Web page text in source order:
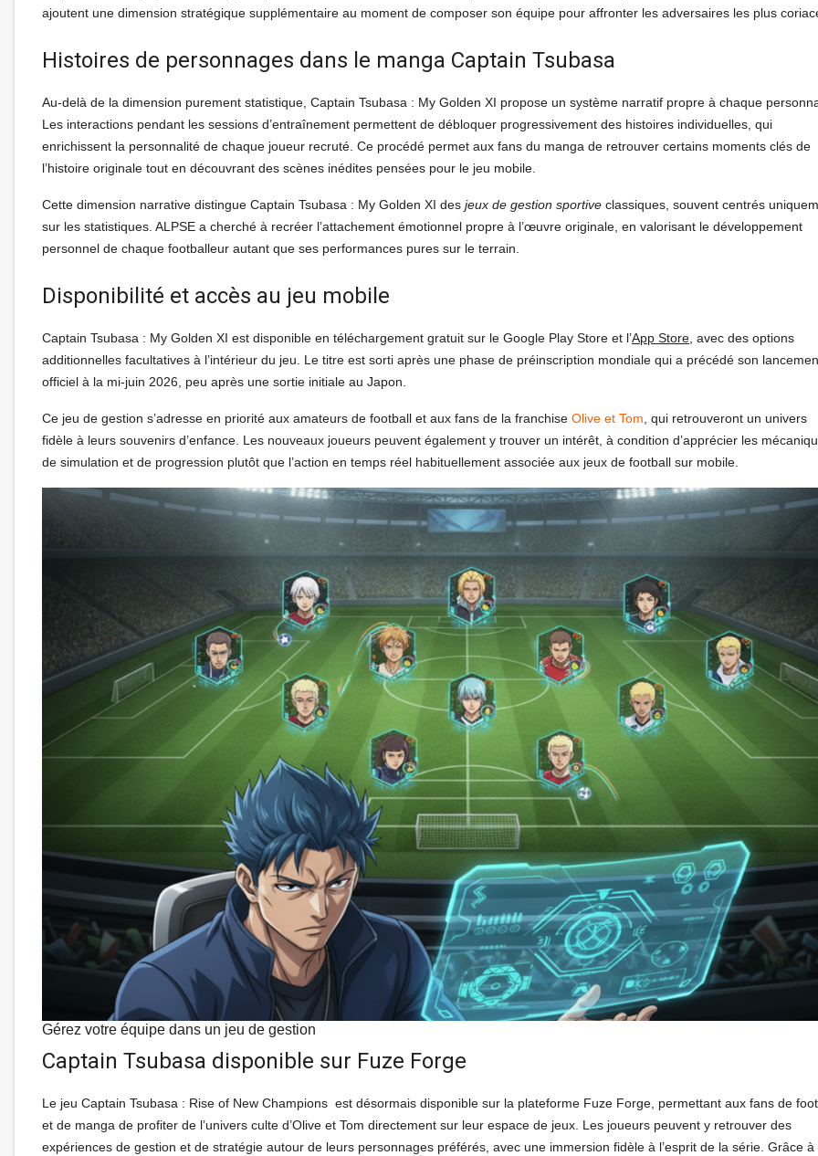
ajoutent une dimension stratégique supplémentaire au moment de composer son équipe pour affronter les adversaires les plus
Histoires de personnages dans le manga Captain Tsubasa
Au-delà de la dimension purement statistique, Captain Tsubasa : My Golden XI propose un système narratif propre à chaque
Les interactions pendant les sessions d’entraînement permettent de débloquer progressivement des histoires individuelles, qui
enrichissent la personnalité de chaque joueur recruté. Ce procédé permet aux fans du manga de retrouver certains moments clés de
l’histoire originale tout en découvrant des scènes inédites pensées pour le jeu mobile.
Cette dimension narrative distingue Captain Tsubasa : My Golden XI des jeux de gestion sportive classiques, souvent centrés
sur les statistiques. ALPSE a cherché à recréer l’attachement émotionnel propre à l’œuvre originale, en valorisant le développement
personnel de chaque footballeur autant que ses performances pures sur le terrain.
Disponibilité et accès au jeu mobile
Captain Tsubasa : My Golden XI est disponible en téléchargement gratuit sur le Google Play Store et l’App Store , avec des options
additionnelles facultatives à l’intérieur du jeu. Le titre est sorti après une phase de préinscription mondiale qui a précédé son
officiel à la mi-juin 2026, peu après une sortie initiale au Japon.
Ce jeu de gestion s’adresse en priorité aux amateurs de football et aux fans de la franchise Olive et Tom , qui retrouveront un univers
fidèle à leurs souvenirs d’enfance. Les nouveaux joueurs peuvent également y trouver un intérêt, à condition d’apprécier les
de simulation et de progression plutôt que l’action en temps réel habituellement associée aux jeux de football sur mobile.
Gérez votre équipe dans un jeu de gestion
Captain Tsubasa disponible sur Fuze Forge
Le jeu Captain Tsubasa : Rise of New Champions est désormais disponible sur la plateforme Fuze Forge, permettant aux fans de
et de manga de profiter de l’univers culte d’Olive et Tom directement sur leur espace de jeux. Les joueurs peuvent y retrouver des
expériences de gestion et de stratégie autour de leurs personnages préférés, avec une immersion fidèle à l’esprit de la série. Grâce à